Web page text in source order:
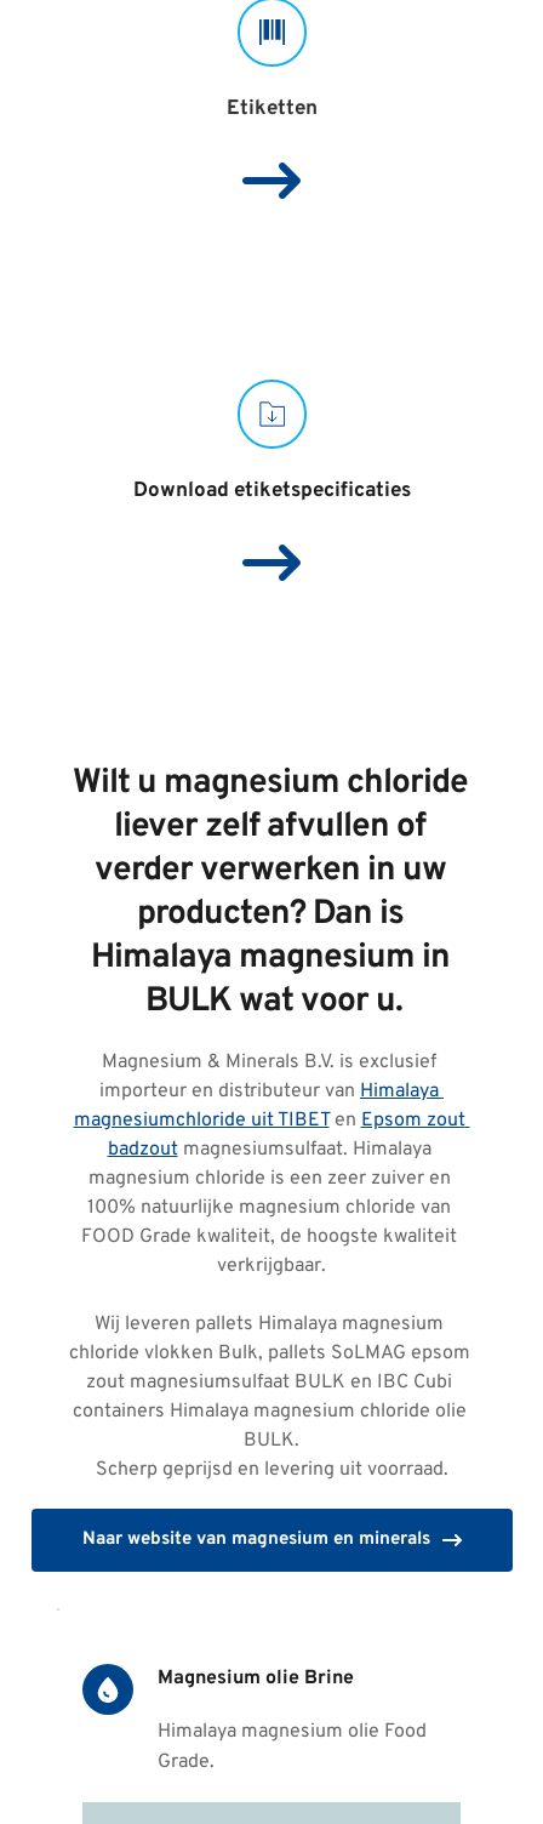
Etiketten
Download etiketspecificaties
Wilt u magnesium chloride
liever zelf afvullen of
verder verwerken in uw
producten? Dan is
Himalaya magnesium in
BULK wat voor u.
Magnesium & Minerals B.V. is exclusief
importeur en distributeur van Himalaya
magnesiumchloride uit TIBET en Epsom zout
badzout magnesiumsulfaat. Himalaya
magnesium chloride is een zeer zuiver en
100% natuurlijke magnesium chloride van
FOOD Grade kwaliteit, de hoogste kwaliteit
verkrijgbaar.
Wij leveren pallets Himalaya magnesium
chloride vlokken Bulk, pallets SoLMAG epsom
zout magnesiumsulfaat BULK en IBC Cubi
containers Himalaya magnesium chloride olie
BULK.
Scherp geprijsd en levering uit voorraad.
Naar website van magnesium en minerals
Magnesium olie Brine
Himalaya magnesium olie Food
Grade.